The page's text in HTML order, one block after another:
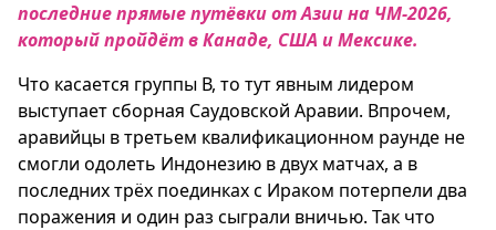
последние прямые путёвки от Азии на ЧМ-2026,
который пройдёт в Канаде, США и Мексике.
Что касается группы В, то тут явным лидером
выступает сборная Саудовской Аравии. Впрочем,
аравийцы в третьем квалификационном раунде не
смогли одолеть Индонезию в двух матчах, а в
последних трёх поединках с Ираком потерпели два
поражения и один раз сыграли вничью. Так что